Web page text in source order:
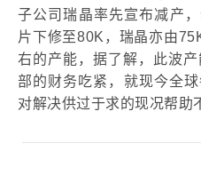
子公司瑞晶率先宣布减产
片下修至80K，瑞晶亦由
右的产能，据了解，此波
部的财务吃紧，就现今全
对解决供过于求的现况帮助